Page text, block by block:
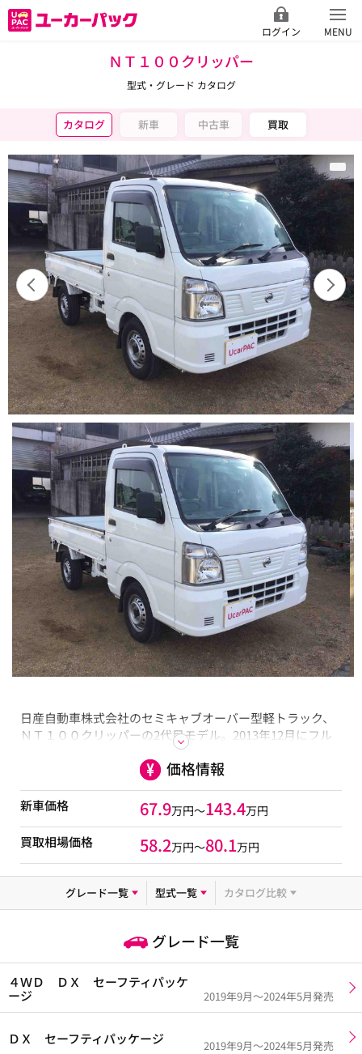
ログイン MENU
ＮＴ１００クリッパー
型式・グレード カタログ
カタログ 新車 中古車 買取
日産自動車株式会社のセミキャブオーバー型軽トラック、
ＮＴ１００クリッパーの2代目モデル。2013年12月にフル
モデルチェンジが行われ登場しました。今回のモデルの特
徴はOEM元である三菱の軽商用車撤退に伴い、NV100クリ
ッパーと共にモデルチェンジとなりました。ホイールベー
スを短くすることで最小回転半径3.6mと小回りが利きなが
ら、荷台の拡大、床面をフラット、低床化で使い勝手は大
幅に向上しています。スズキ キャリイのOEM供給を受け
る車種でマツダ スクラムトラックなども姉妹車になりま
ターボなどが選べます。オーテックによる商用特装車の保
冷、冷凍、ダンプなどもあり、メーカー希望小売価格は
価格情報
新車価格 67.9万円～143.4万円
買取相場価格 58.2万円〜80.1万円
グレード一覧 型式一覧 カタログ比較
グレード一覧
４ＷＤ ＤＸ セーフティパッケ
ージ
2019年9月～2024年5月発売
ＤＸ セーフティパッケージ 2019年9月～2024年5月発売